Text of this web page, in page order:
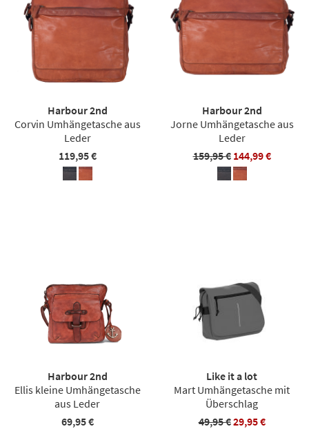
Harbour 2nd
Corvin Umhängetasche aus
Leder
119,95 €
Harbour 2nd
Jorne Umhängetasche aus
Leder
159,95 € 144,99 €
Harbour 2nd
Ellis kleine Umhängetasche
aus Leder
69,95 €
Like it a lot
Mart Umhängetasche mit
Überschlag
49,95 €29,95 €